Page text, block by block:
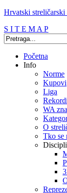
Hrvatski streličarski
S I T E M A P
Početna
Info
Norme
Kupovi
Liga
Rekordi
WA
O
Tko se